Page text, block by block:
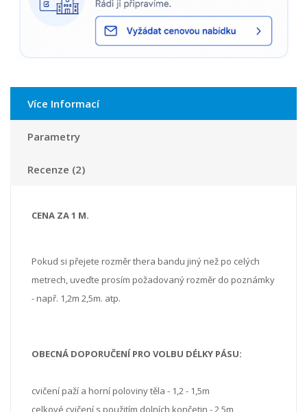
Více Informací
Parametry
Recenze (2)
CENA ZA 1 M.
Pokud si přejete rozměr thera bandu jiný než po celých
metrech, uveďte prosím požadovaný rozměr do poznámky
- např. 1,2m 2,5m. atp.
OBECNÁ DOPORUČENÍ PRO VOLBU DÉLKY PÁSU:
cvičení paží a horní poloviny těla - 1,2 - 1,5m
celkové cvičení s použitím dolních končetin - 2,5m